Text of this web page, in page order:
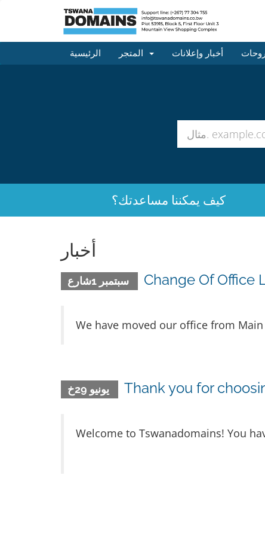
الرئيسية أخبار وإعلانات
كيف يمكننا مساعدتك؟
أخبار
سبتمبر 1شارع Change Of Office
We have moved our office from
يونيو 29خ Thank you for
Welcome to Tswanadomains! You